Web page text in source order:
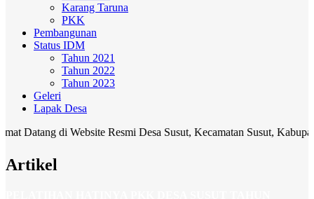
Karang Taruna
PKK
Pembangunan
Status IDM
Tahun 2021
Tahun 2022
Tahun 2023
Geleri
Lapak Desa
di Website Resmi Desa Susut, Kecamatan Susut, Kabupaten
Artikel